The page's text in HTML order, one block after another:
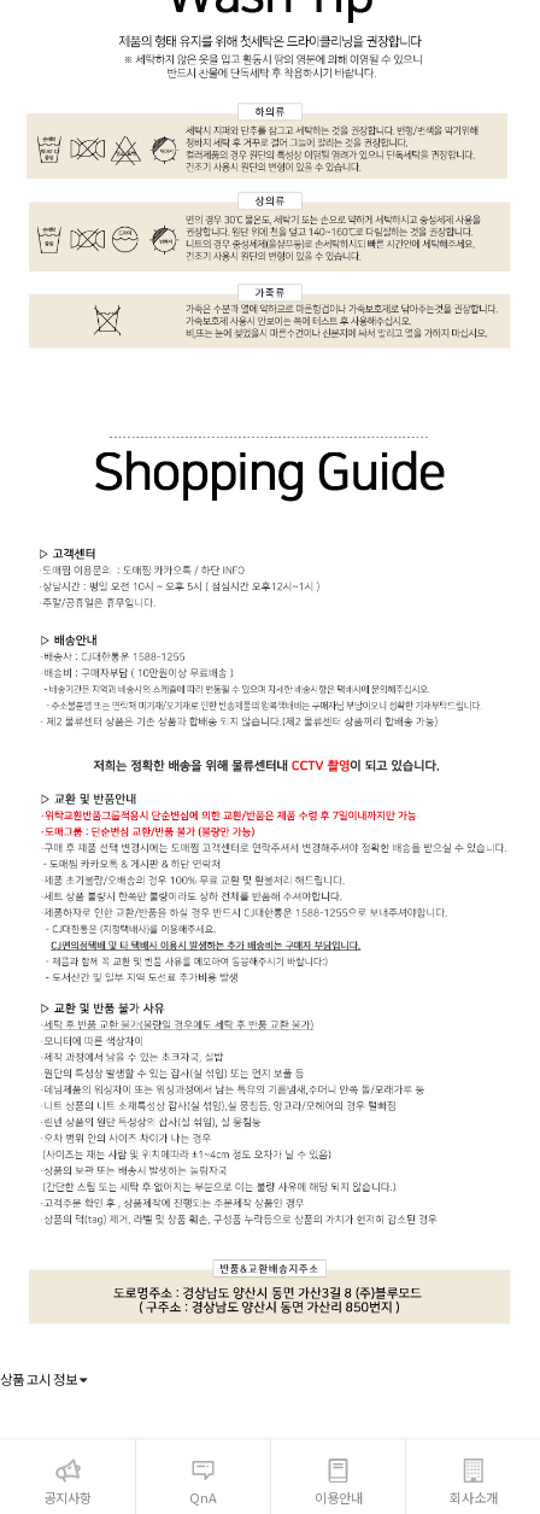
상품 고시 정보
공지사항 QnA 이용안내 회사소개